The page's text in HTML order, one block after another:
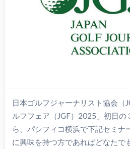
日本ゴルフジャーナリスト協会（
ルフフェア（JGF）2025」初日
ら、パシフィコ横浜で下記セミナ
に興味を持つ方であればどなたで